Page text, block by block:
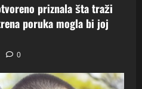
priznala šta traži
poruka mogla bi joj
0